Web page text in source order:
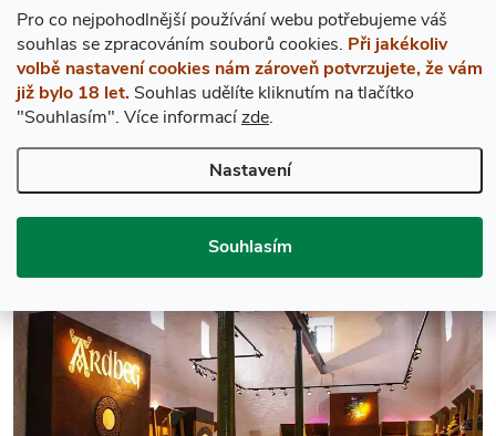
Pro co nejpohodlnější používání webu potřebujeme váš
souhlas se zpracováním souborů cookies. Při jakékoliv
volbě nastavení cookies nám zároveň potvrzujete, že vám
již bylo 18 let. Souhlas udělíte kliknutím na tlačítko
"Souhlasím". Více informacízde.
Nastavení
Souhlasím